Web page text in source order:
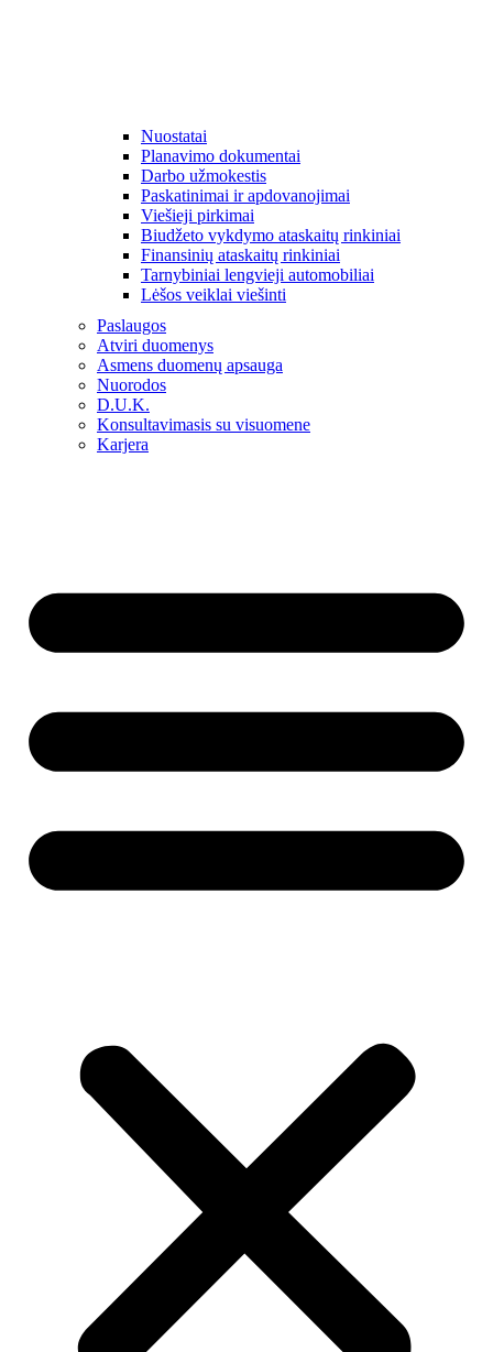
Nuostatai
Planavimo dokumentai
Darbo užmokestis
Paskatinimai ir apdovanojimai
Viešieji pirkimai
Biudžeto vykdymo ataskaitų rinkiniai
Finansinių ataskaitų rinkiniai
Tarnybiniai lengvieji automobiliai
Lėšos veiklai viešinti
Paslaugos
Atviri duomenys
Asmens duomenų apsauga
Nuorodos
D.U.K.
Konsultavimasis su visuomene
Karjera